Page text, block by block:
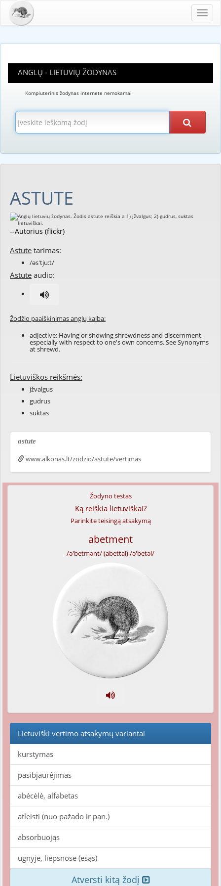
ANGLŲ - LIETUVIŲ ŽODYNAS
Kompiuterinis žodynas internete nemokamai
ASTUTE
--Autorius (flickr)
Astute tarimas:
/əs'tju:t/
Astute audio:
Žodžio paaiškinimas anglų kalba:
adjective: Having or showing shrewdness and discernment,
especially with respect to one's own concerns. See Synonyms
atshrewd.
Lietuviškos reikšmės:
įžvalgus
gudrus
suktas
astute
www.alkonas.lt/zodzio/astute/vertimas
Žodyno testas
Ką reiškia lietuviškai?
Parinkite teisingą atsakymą
abetment
/ə'betmənt/ (abettal) /ə'betəl/
Lietuviški vertimo atsakymų variantai
kurstymas
pasibjaurėjimas
abėcėlė, alfabetas
atleisti (nuo pažado ir pan.)
absorbuojąs
ugnyje, liepsnose (esąs)
Atversti kitą žodį